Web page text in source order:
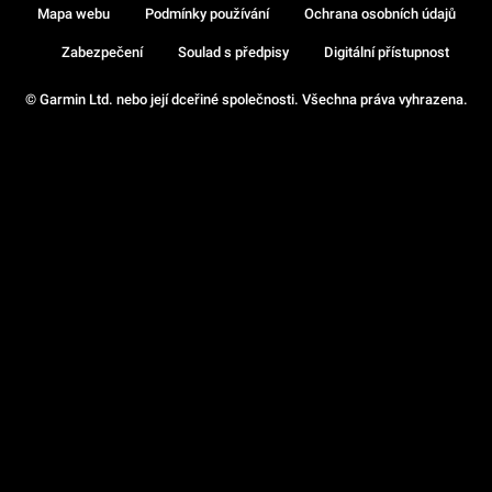
© Garmin Ltd. nebo její dceřiné společnosti. Všechna práva vyhrazena.
Mapa webu Podmínky používání Ochrana osobních údajů
Zabezpečení Soulad s předpisy Digitální přístupnost